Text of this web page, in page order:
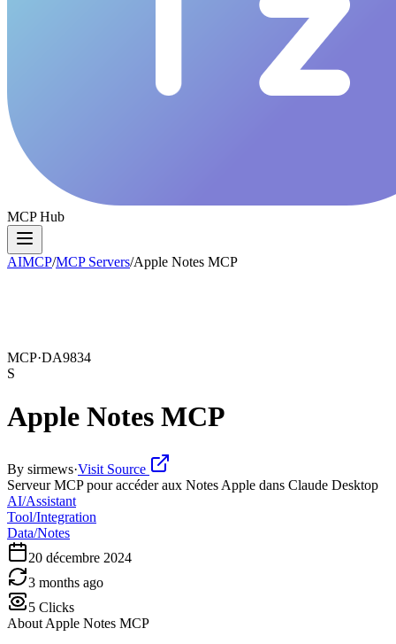
MCP Hub
AIMCP/MCP Servers/Apple Notes MCP
MCP·DA9834
S
Apple Notes MCP
By sirmews·Visit Source
Serveur MCP pour accéder aux Notes Apple dans Claude Desktop
AI/Assistant
Tool/Integration
Data/Notes
20 décembre 2024
3 months ago
5 Clicks
About Apple Notes MCP